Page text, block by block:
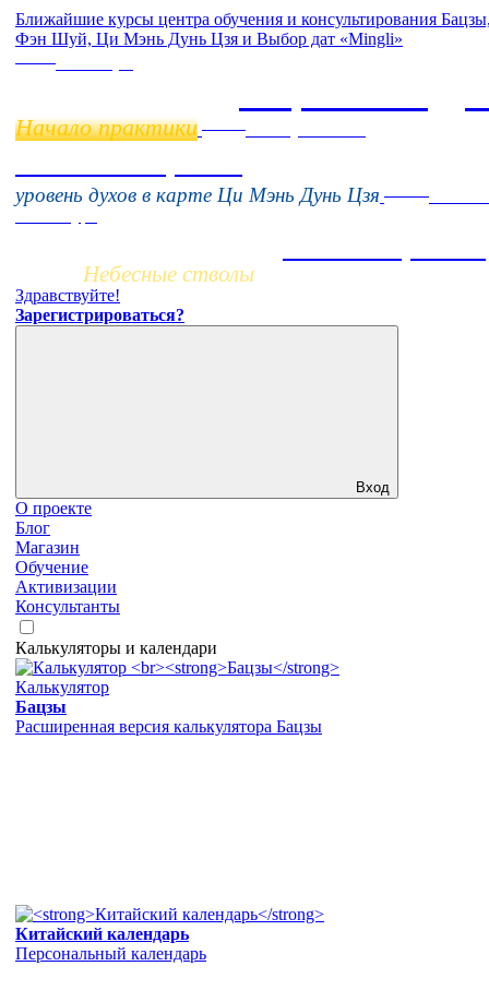
Ближайшие курсы центра обучения и консультирования
Фэн Шуй, Ци Мэнь Дунь Цзя и Выбор дат «Mingli»
Начало практики
уровень духов в карте Ци Мэнь Дунь Цзя
Небесные стволы
Здравствуйте!
Зарегистрироваться?
Вход
О проекте
Блог
Магазин
Обучение
Активизации
Консультанты
Калькуляторы и календари
Калькулятор
Бацзы
Расширенная версия калькулятора Бацзы
Китайский календарь
Персональный календарь